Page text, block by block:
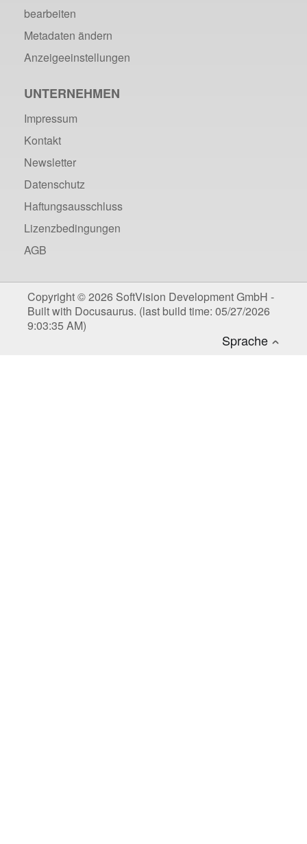
bearbeiten
Metadaten ändern
Anzeigeeinstellungen
UNTERNEHMEN
Impressum
Kontakt
Newsletter
Datenschutz
Haftungsausschluss
Lizenzbedingungen
AGB
Copyright © 2026 SoftVision Development GmbH -
Built with Docusaurus. (last build time: 05/27/2026
9:03:35 AM)
Deutsch
Sprache